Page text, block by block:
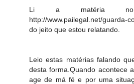
Li a matéria no
http://www.pailegal.net/
do jeito que estou relatando.
Leio estas matérias falando
desta forma.Quando acontece
age de má fé e por uma